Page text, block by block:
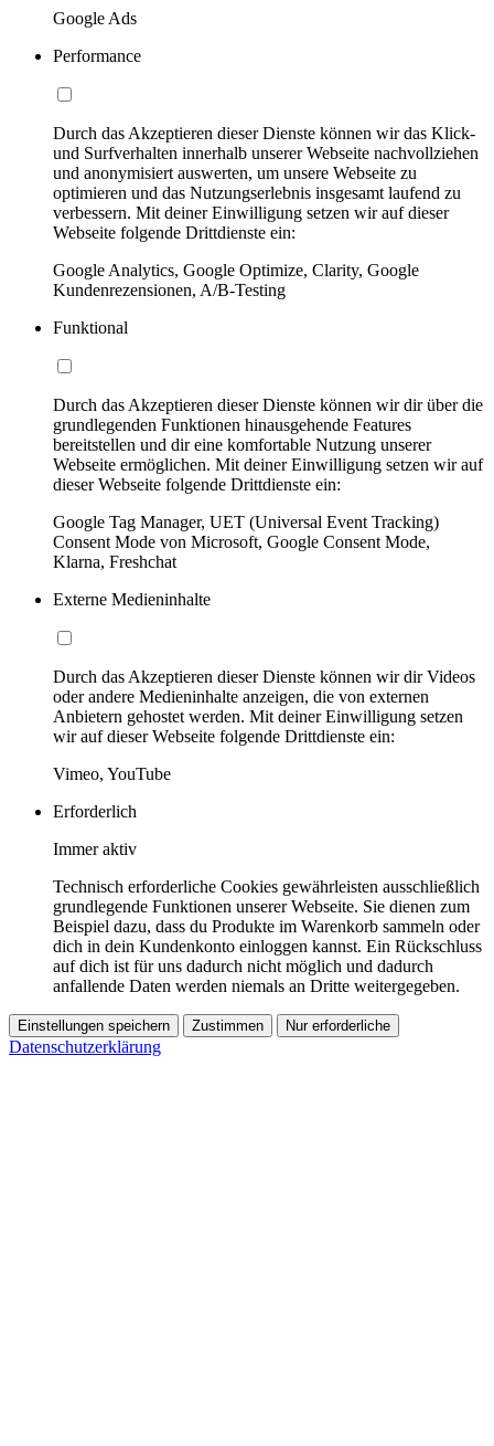
Google Ads
Performance
Durch das Akzeptieren dieser Dienste können wir das Klick-
und Surfverhalten innerhalb unserer Webseite nachvollziehen
und anonymisiert auswerten, um unsere Webseite zu
optimieren und das Nutzungserlebnis insgesamt laufend zu
verbessern. Mit deiner Einwilligung setzen wir auf dieser
Webseite folgende Drittdienste ein:
Google Analytics, Google Optimize, Clarity, Google
Kundenrezensionen, A/B-Testing
Funktional
Durch das Akzeptieren dieser Dienste können wir dir über die
grundlegenden Funktionen hinausgehende Features
bereitstellen und dir eine komfortable Nutzung unserer
Webseite ermöglichen. Mit deiner Einwilligung setzen wir auf
dieser Webseite folgende Drittdienste ein:
Google Tag Manager, UET (Universal Event Tracking)
Consent Mode von Microsoft, Google Consent Mode,
Klarna, Freshchat
Externe Medieninhalte
Durch das Akzeptieren dieser Dienste können wir dir Videos
oder andere Medieninhalte anzeigen, die von externen
Anbietern gehostet werden. Mit deiner Einwilligung setzen
wir auf dieser Webseite folgende Drittdienste ein:
Vimeo, YouTube
Erforderlich
Immer aktiv
Technisch erforderliche Cookies gewährleisten ausschließlich
grundlegende Funktionen unserer Webseite. Sie dienen zum
Beispiel dazu, dass du Produkte im Warenkorb sammeln oder
dich in dein Kundenkonto einloggen kannst. Ein Rückschluss
auf dich ist für uns dadurch nicht möglich und dadurch
anfallende Daten werden niemals an Dritte weitergegeben.
Einstellungen speichern Zustimmen Nur erforderliche
Datenschutzerklärung